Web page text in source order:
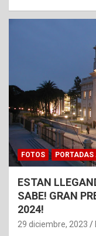
FOTOS PORTADAS
ESTAN
SABE! GRAN
2024!
29 diciembre, 2023